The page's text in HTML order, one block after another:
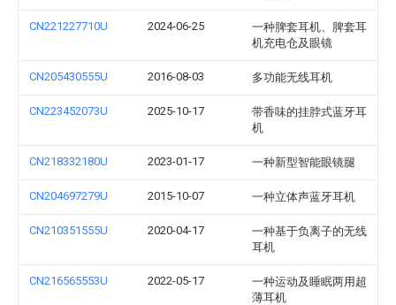
CN221227710U 2024-06-25
一种脾套耳机、脾套耳
机充电仓及眼镜
CN205430555U 2016-08-03 多功能无线耳机
CN223452073U 2025-10-17
带香味的挂脖式蓝牙耳
机
CN218332180U 2023-01-17 一种新型智能眼镜腿
CN204697279U 2015-10-07 一种立体声蓝牙耳机
CN210351555U 2020-04-17
一种基于负离子的无线
耳机
CN216565553U 2022-05-17
一种运动及睡眠两用超
薄耳机